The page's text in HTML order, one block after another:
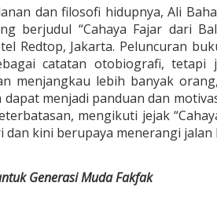
dan filosofi hidupnya, Ali
berjudul “Cahaya Fajar dari
Redtop, Jakarta. Peluncuran
catatan otobiografi, tetapi
menjangkau lebih banyak
menjadi panduan dan
mengikuti jejak
dan kini berupaya menerangi jalan
Generasi Muda Fakfak